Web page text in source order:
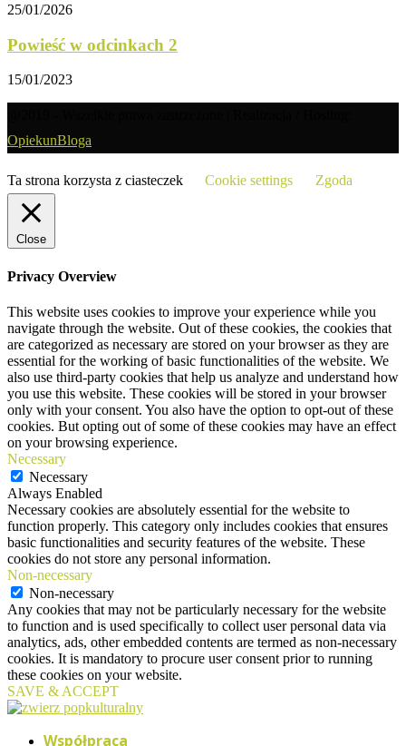
25/01/2026
Powieść w odcinkach 2
15/01/2023
OpiekunBloga
Ta strona korzysta z ciasteczek Cookie settings Zgoda
Close
Privacy Overview
This website uses cookies to improve your experience while you
navigate through the website. Out of these cookies, the cookies that
are categorized as necessary are stored on your browser as they are
essential for the working of basic functionalities of the website. We
also use third-party cookies that help us analyze and understand how
you use this website. These cookies will be stored in your browser
only with your consent. You also have the option to opt-out of these
cookies. But opting out of some of these cookies may have an effect
on your browsing experience.
Necessary
Necessary
Always Enabled
Necessary cookies are absolutely essential for the website to
function properly. This category only includes cookies that ensures
basic functionalities and security features of the website. These
cookies do not store any personal information.
Non-necessary
Non-necessary
Any cookies that may not be particularly necessary for the website
to function and is used specifically to collect user personal data via
analytics, ads, other embedded contents are termed as non-necessary
cookies. It is mandatory to procure user consent prior to running
these cookies on your website.
SAVE & ACCEPT
Współpraca